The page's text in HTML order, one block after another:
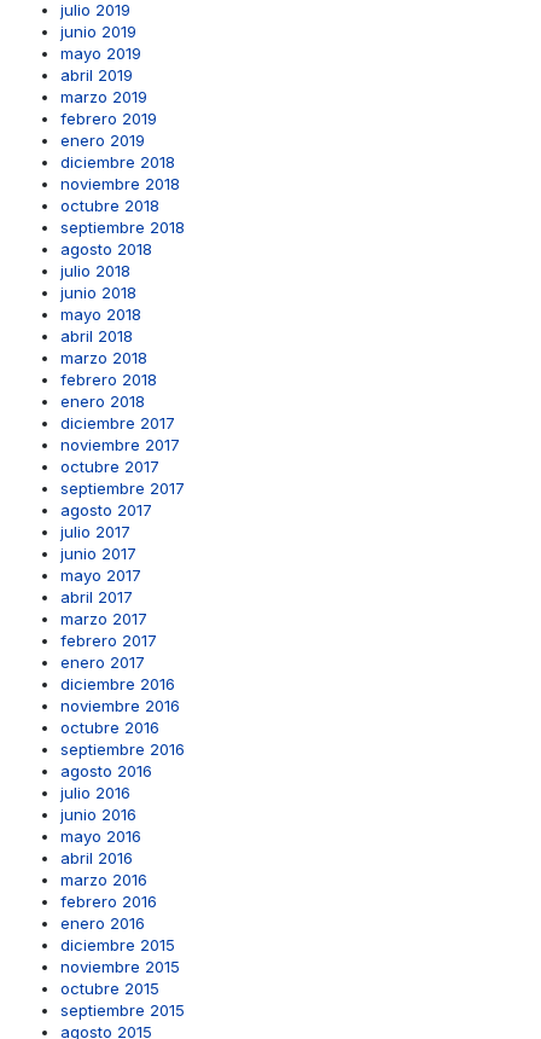
julio 2019
junio 2019
mayo 2019
abril 2019
marzo 2019
febrero 2019
enero 2019
diciembre 2018
noviembre 2018
octubre 2018
septiembre 2018
agosto 2018
julio 2018
junio 2018
mayo 2018
abril 2018
marzo 2018
febrero 2018
enero 2018
diciembre 2017
noviembre 2017
octubre 2017
septiembre 2017
agosto 2017
julio 2017
junio 2017
mayo 2017
abril 2017
marzo 2017
febrero 2017
enero 2017
diciembre 2016
noviembre 2016
octubre 2016
septiembre 2016
agosto 2016
julio 2016
junio 2016
mayo 2016
abril 2016
marzo 2016
febrero 2016
enero 2016
diciembre 2015
noviembre 2015
octubre 2015
septiembre 2015
agosto 2015